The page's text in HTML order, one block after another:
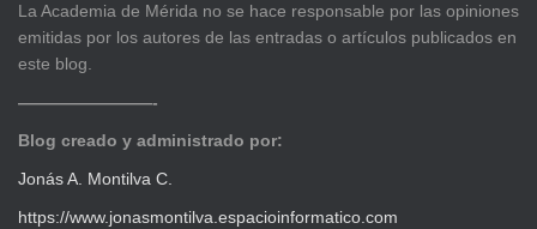
La Academia de Mérida no se hace responsable por las opiniones
emitidas por los autores de las entradas o artículos publicados en
este blog.
————————-
Blog creado y administrado por:
Jonás A. Montilva C.
https://www.jonasmontilva.espacioinformatico.com